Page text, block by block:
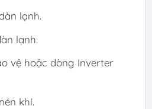
lạnh.
lạnh.
vệ hoặc dòng Inverter
khí.